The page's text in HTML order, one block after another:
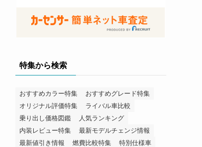
特集から検索
おすすめカラー特集
おすすめグレード特集
オリジナル評価特集
ライバル車比較
乗り出し価格図鑑
人気ランキング
内装レビュー特集
最新モデルチェンジ情報
最新値引き情報
燃費比較特集 特別仕様車